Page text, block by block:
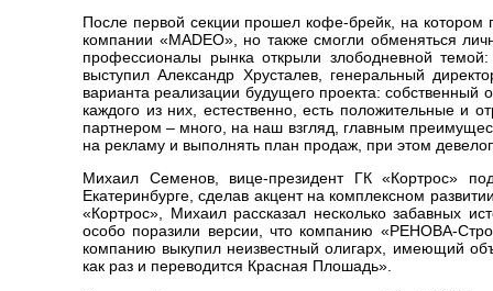
После первой секции прошел кофе-брейк, на котором
компании «MADEO», но также смогли обменяться
профессионалы рынка открыли злободневной
выступил Александр Хрусталев, генеральный
варианта реализации будущего проекта:
каждого из них, естественно, есть положительные и
партнером – много, на наш взгляд, главным
на рекламу и выполнять план продаж, при этом
Михаил Семенов, вице-президент ГК «Кортрос»
Екатеринбурге, сделав акцент на комплексном
«Кортрос», Михаил рассказал несколько забавных
особо поразили версии, что компанию «РЕНОВА-
компанию выкупил неизвестный олигарх, имеющий
как раз и переводится Красная Плошадь».